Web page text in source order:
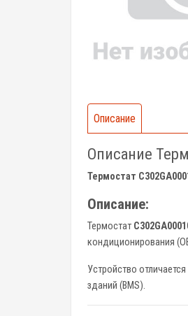
Описание
Описание
Термостат
Описание:
Термостат
кондиционирования
Устройство
зданий (BMS).